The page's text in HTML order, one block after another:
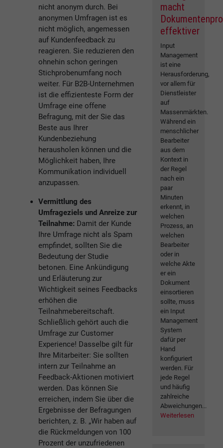
nicht anonym durch. Bei
anonymen Umfragen ist es
nicht möglich, angemessen
auf Kundenfeedback zu
reagieren. Sie reduzieren den
ohnehin schon geringen
Stichprobenumfang noch
weiter. Für B2B-Unternehmen
ist die effizienteste Form der
Umfrage eine offene
Befragung, mit der Sie das
Beste aus Ihrer
Kundenbeziehung
herausholen können und die
Möglichkeit haben, Ihre
Kommunikation individuell
anzupassen.
Vermittlung des
Umfrageziels und Anreize zur
Teilnahme: Damit der Kunde
Ihre Umfrage nicht als Spam
empfindet, sollten Sie die
Bedeutung der Studie
betonen. Eine Ankündigung
und Erläuterung zur
Wichtigkeit seines Feedbacks
erhöhen die
Teilnahmebereitschaft.
Schließlich gehört auch die
Umfrage zur Customer
Experience! Dasselbe gilt für
Ihre Mitarbeiter: Sie sollten
intern zur Teilnahme an
Feedback-Aktionen motiviert
werden. Das können Sie
erreichen, indem Sie über die
Ergebnisse der Befragungen
berichten, z. B. „Wir haben auf
die Rückmeldungen von 100
Prozent der unzufriedenen
macht
effektiver
Input
Management
ist eine
Herausforderung,
vor allem für
Dienstleister
auf
Massenmärkten.
Während ein
menschlicher
Bearbeiter
aus dem
Kontext in
der Regel
nach ein
paar
Minuten
erkennt, in
welchen
Prozess, an
welchen
Bearbeiter
oder in
welche Akte
er ein
Dokument
einsortieren
sollte, muss
ein Input
Management
System
dafür per
Hand
konfiguriert
werden. Für
jede Regel
und häufig
zahlreiche
Abweichungen...
Weiterlesen